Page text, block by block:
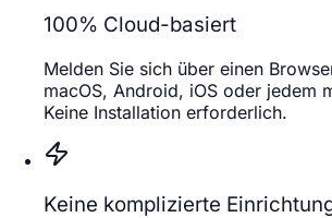
100% Cloud-basiert
Melden Sie sich über einen
macOS, Android, iOS oder jedem
Keine Installation erforderlich.
Keine komplizierte